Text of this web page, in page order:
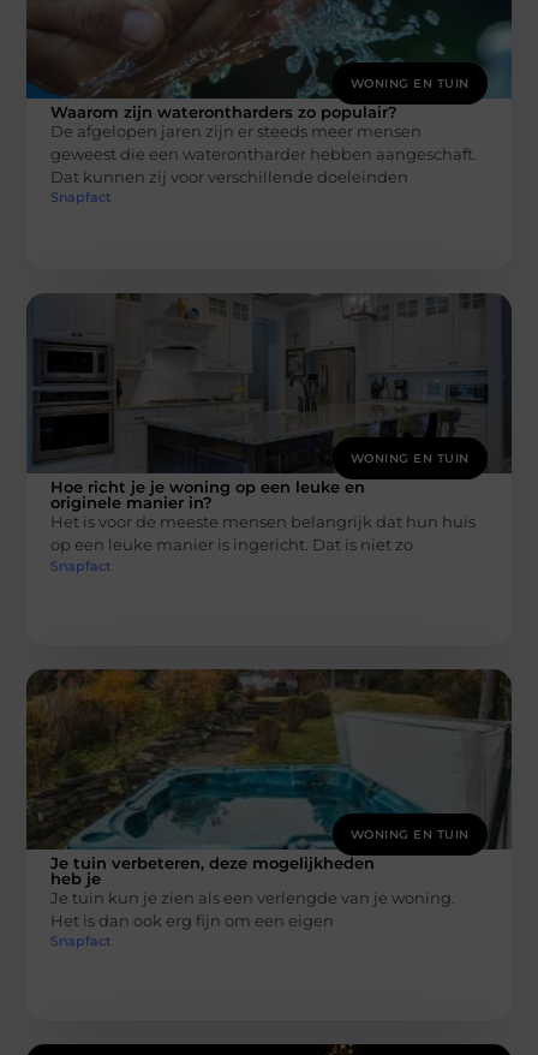
WONING EN TUIN
Waarom zijn waterontharders zo populair?
De afgelopen jaren zijn er steeds meer mensen
geweest die een waterontharder hebben aangeschaft.
Dat kunnen zij voor verschillende doeleinden
Snapfact
WONING EN TUIN
Hoe richt je je woning op een leuke en
originele manier in?
Het is voor de meeste mensen belangrijk dat hun huis
op een leuke manier is ingericht. Dat is niet zo
Snapfact
WONING EN TUIN
Je tuin verbeteren, deze mogelijkheden
heb je
Je tuin kun je zien als een verlengde van je woning.
Het is dan ook erg fijn om een eigen
Snapfact